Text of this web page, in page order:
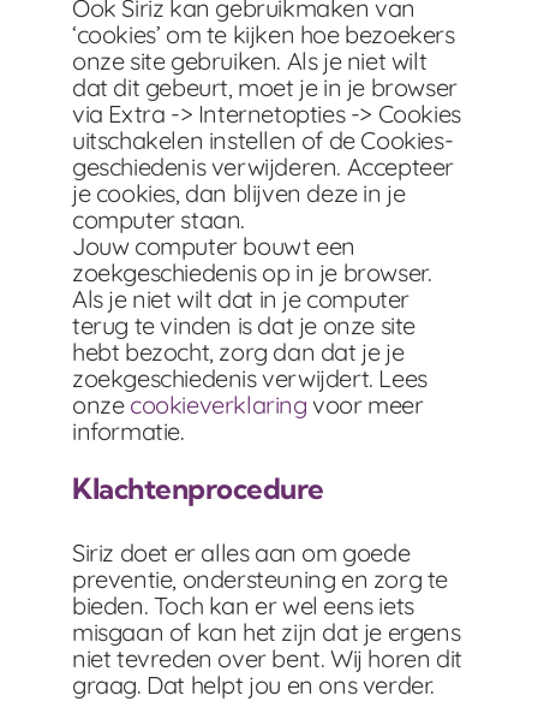
Ook Siriz kan gebruikmaken van
‘cookies’ om te kijken hoe bezoekers
onze site gebruiken. Als je niet wilt
dat dit gebeurt, moet je in je browser
via Extra -> Internetopties -> Cookies
uitschakelen instellen of de Cookies-
geschiedenis verwijderen. Accepteer
je cookies, dan blijven deze in je
computer staan.
Jouw computer bouwt een
zoekgeschiedenis op in je browser.
Als je niet wilt dat in je computer
terug te vinden is dat je onze site
hebt bezocht, zorg dan dat je je
zoekgeschiedenis verwijdert. Lees
onze cookieverklaring voor meer
informatie.
Klachtenprocedure
Siriz doet er alles aan om goede
preventie, ondersteuning en zorg te
bieden. Toch kan er wel eens iets
misgaan of kan het zijn dat je ergens
niet tevreden over bent. Wij horen dit
graag. Dat helpt jou en ons verder.